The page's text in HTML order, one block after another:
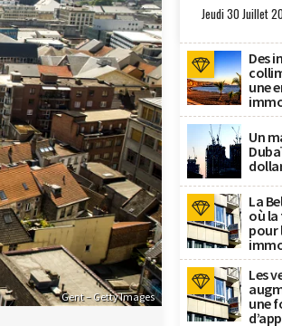
Gent – Getty Images
Jeudi 30 Juillet
Des
une
Un
La
où la
pour
Les
une